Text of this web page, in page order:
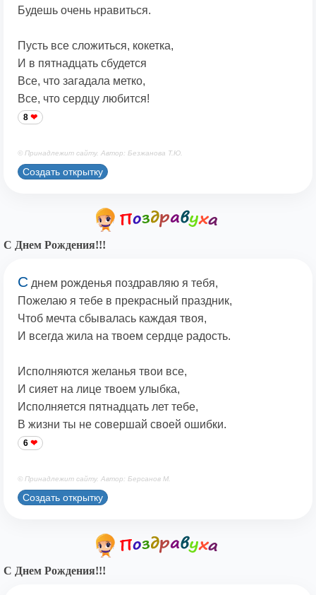
Будешь очень нравиться.
Пусть все сложиться, кокетка,
И в пятнадцать сбудется
Все, что загадала метко,
Все, что сердцу любится!
8
© Принадлежит сайту. Автор: Безжанова Т.Ю.
Создать открытку
С Днем Рождения!!!
С днем рожденья поздравляю я тебя,
Пожелаю я тебе в прекрасный праздник,
Чтоб мечта сбывалась каждая твоя,
И всегда жила на твоем сердце радость.
Исполняются желанья твои все,
И сияет на лице твоем улыбка,
Исполняется пятнадцать лет тебе,
В жизни ты не совершай своей ошибки.
6
© Принадлежит сайту. Автор: Берсанов М.
Создать открытку
С Днем Рождения!!!